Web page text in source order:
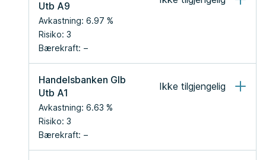
Utb A9
Avkastning: 6.97 %
Risiko: 3
Bærekraft:
Handelsbanken Glb
Utb A1
Avkastning: 6.63 %
Risiko: 3
Bærekraft:
Ikke tilgjengelig